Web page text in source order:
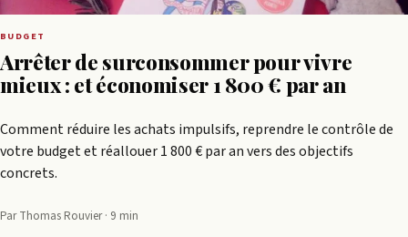
BUDGET
Arrêter de surconsommer pour vivre
mieux : et économiser 1 800 € par an
Comment réduire les achats impulsifs, reprendre le contrôle de
votre budget et réallouer 1 800 € par an vers des objectifs
concrets.
Par Thomas Rouvier · 9 min